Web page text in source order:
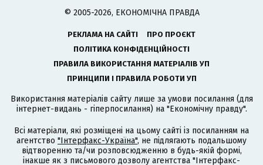
© 2005-2026, ЕКОНОМІЧНА ПРАВДА
РЕКЛАМА НА САЙТІ
ПРО ПРОЄКТ
ПОЛІТИКА КОНФІДЕНЦІЙНОСТІ
ПРАВИЛА ВИКОРИСТАННЯ МАТЕРІАЛІВ УП
ПРИНЦИПИ І ПРАВИЛА РОБОТИ УП
Використання матеріалів сайту лише за умови посилання (для
інтернет-видань - гіперпосилання) на "Економічну правду".
Всі матеріали, які розміщені на цьому сайті із посиланням на
агентство "Інтерфакс-Україна", не підлягають подальшому
відтворенню та/чи розповсюдженню в будь-якій формі,
інакше як з письмового дозволу агентства "Інтерфакс-